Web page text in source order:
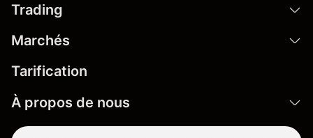
Trading
Marchés
Tarification
À propos de nous